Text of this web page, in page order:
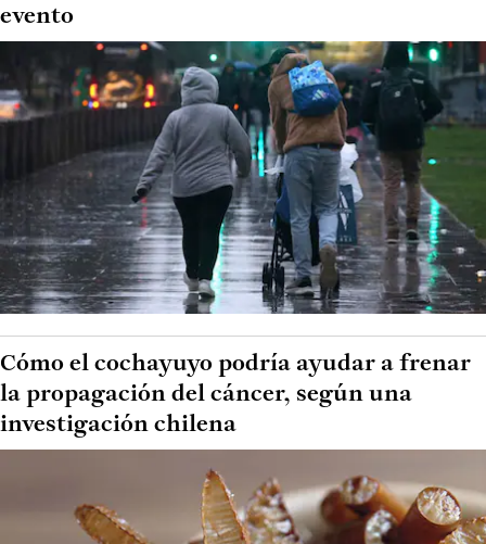
evento
Cómo el cochayuyo podría ayudar a frenar
la propagación del cáncer, según una
investigación chilena